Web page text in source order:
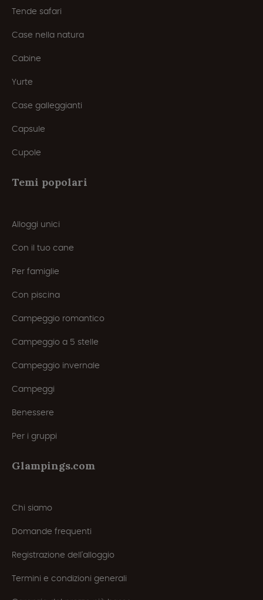
Tende safari
Case nella natura
Cabine
Yurte
Case galleggianti
Capsule
Cupole
Temi popolari
Alloggi unici
Con il tuo cane
Per famiglie
Con piscina
Campeggio romantico
Campeggio a 5 stelle
Campeggio invernale
Campeggi
Benessere
Per i gruppi
Glampings.com
Chi siamo
Domande frequenti
Registrazione dell'alloggio
Termini e condizioni generali